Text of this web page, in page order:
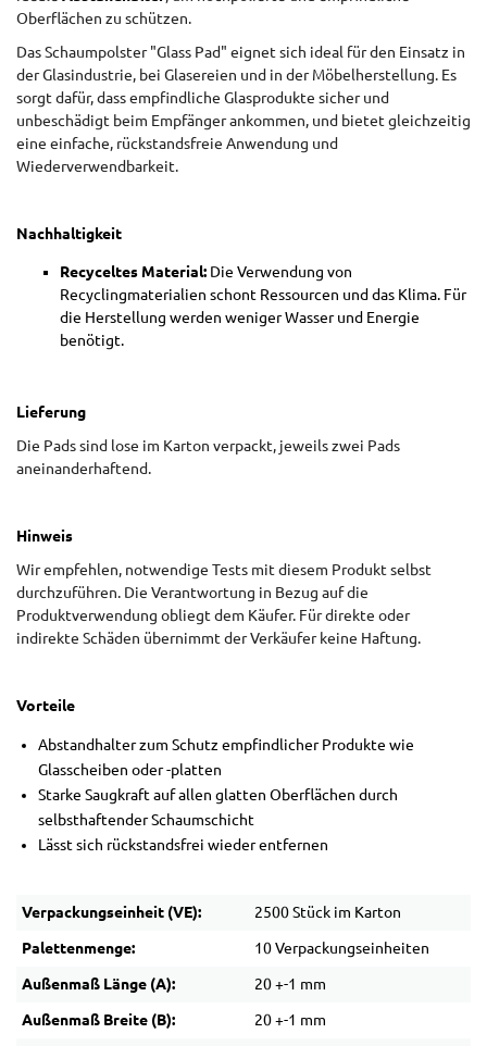
Oberflächen zu schützen.
Das Schaumpolster "Glass Pad" eignet sich ideal für den Einsatz in
der Glasindustrie, bei Glasereien und in der Möbelherstellung. Es
sorgt dafür, dass empfindliche Glasprodukte sicher und
unbeschädigt beim Empfänger ankommen, und bietet gleichzeitig
eine einfache, rückstandsfreie Anwendung und
Wiederverwendbarkeit.
Nachhaltigkeit
Recyceltes Material: Die Verwendung von
Recyclingmaterialien schont Ressourcen und das Klima. Für
die Herstellung werden weniger Wasser und Energie
benötigt.
Lieferung
Die Pads sind lose im Karton verpackt, jeweils zwei Pads
aneinanderhaftend.
Hinweis
Wir empfehlen, notwendige Tests mit diesem Produkt selbst
durchzuführen. Die Verantwortung in Bezug auf die
Produktverwendung obliegt dem Käufer. Für direkte oder
indirekte Schäden übernimmt der Verkäufer keine Haftung.
Vorteile
Abstandhalter zum Schutz empfindlicher Produkte wie
Glasscheiben oder -platten
Starke Saugkraft auf allen glatten Oberflächen durch
selbsthaftender Schaumschicht
Lässt sich rückstandsfrei wieder entfernen
Verpackungseinheit (VE): 2500 Stück im Karton
Palettenmenge: 10 Verpackungseinheiten
Außenmaß Länge (A): 20 +-1 mm
Außenmaß Breite (B): 20 +-1 mm